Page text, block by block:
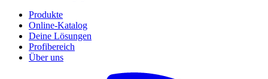
Produkte
Online-Katalog
Deine Lösungen
Profibereich
Über uns